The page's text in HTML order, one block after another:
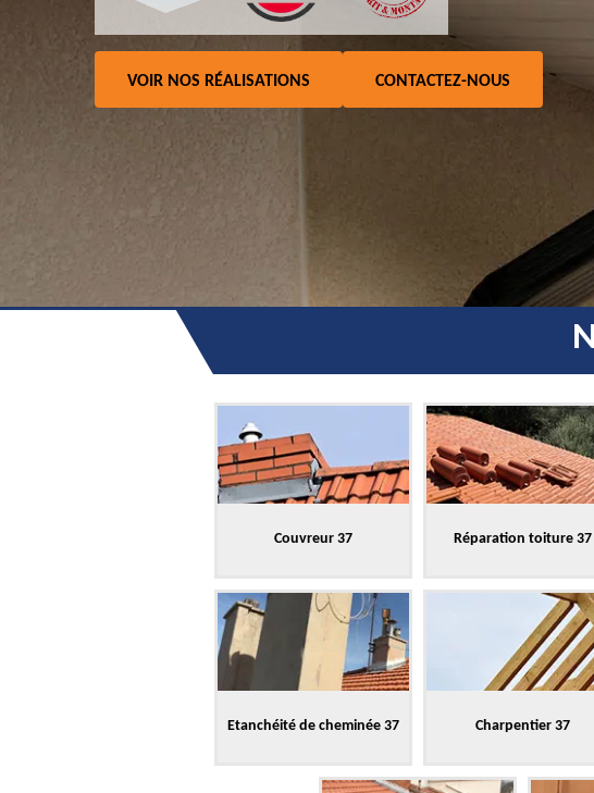
VOIR NOS RÉALISATIONS CONTACTEZ-NOUS
Couvreur 37 Réparation toiture 37
Etanchéité de cheminée 37 Charpentier 37